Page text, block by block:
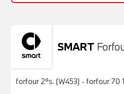
SMART
Usato
forfour 2ªs. (W453) - forfour 70